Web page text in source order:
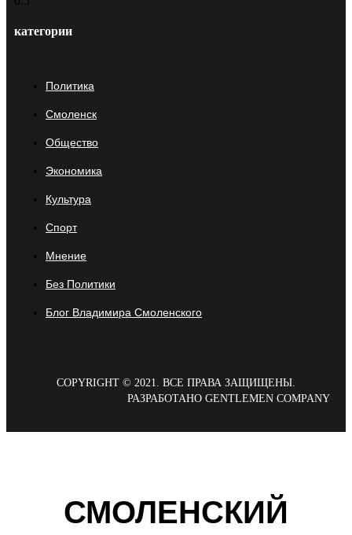
категории
Политика
Смоленск
Общество
Экономика
Культура
Спорт
Мнение
Без Политики
Блог Владимира Смоленского
COPYRIGHT © 2021. ВСЕ ПРАВА ЗАЩИЩЕНЫ.
РАЗРАБОТАНО GENTLEMEN COMPANY
СМОЛЕНСКИЙ